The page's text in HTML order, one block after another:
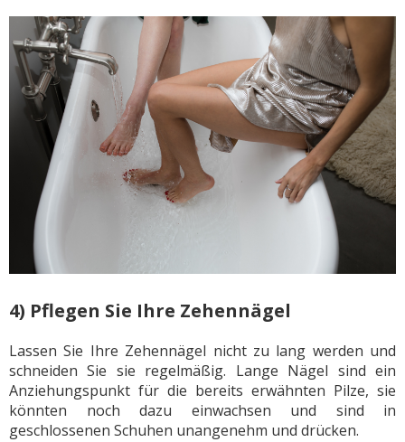
4) Pflegen Sie Ihre Zehennägel
Lassen Sie Ihre Zehennägel nicht zu lang werden und
schneiden Sie sie regelmäßig. Lange Nägel sind ein
Anziehungspunkt für die bereits erwähnten Pilze, sie
könnten noch dazu einwachsen und sind in
geschlossenen Schuhen unangenehm und drücken.